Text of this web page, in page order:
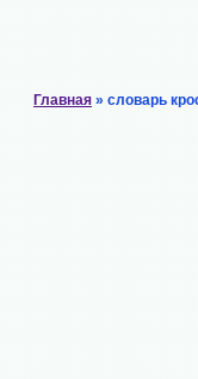
Главная » словарь